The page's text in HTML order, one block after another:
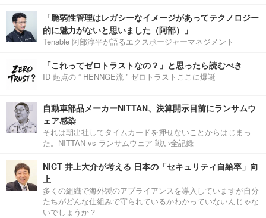
「脆弱性管理はレガシーなイメージがあってテクノロジー
的に魅力がないと思いました（阿部）」
Tenable 阿部淳平が語るエクスポージャーマネジメント
「これってゼロトラストなの？」と思ったら読むべき
ID 起点の “ HENNGE流 ” ゼロトラストここに爆誕
自動車部品メーカーNITTAN、決算開示目前にランサムウ
ェア感染
それは朝出社してタイムカードを押せないことからはじまっ
た。NITTAN vs ランサムウェア 戦い全記録
NICT 井上大介が考える 日本の「セキュリティ自給率」向
上
多くの組織で海外製のアプライアンスを導入していますが自分
たちがどんな仕組みで守られているかわかっていないんじゃな
いでしょうか？